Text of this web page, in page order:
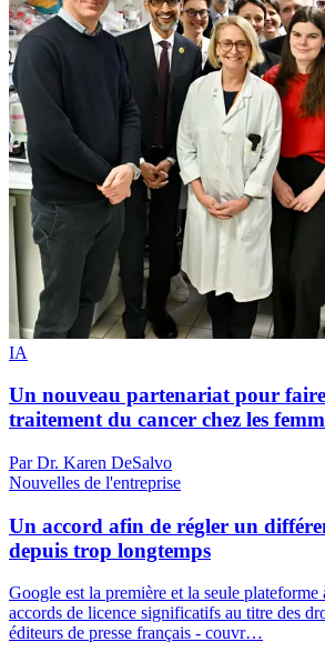
IA
Un nouveau partenariat pour
traitement du cancer chez les
Par Dr. Karen DeSalvo
Nouvelles de l'entreprise
Un accord afin de régler un
depuis trop longtemps
Google est la première et la seule plateforme
accords de licence significatifs au titre des
éditeurs de presse français - couvr…